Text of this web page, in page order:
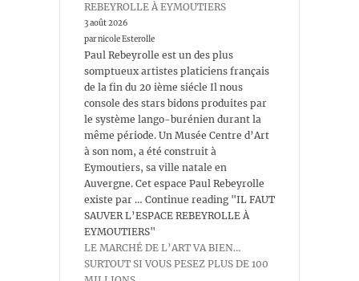
REBEYROLLE À EYMOUTIERS
3 août 2026
par nicole Esterolle
Paul Rebeyrolle est un des plus
somptueux artistes platiciens français
de la fin du 20 ième siécle Il nous
console des stars bidons produites par
le système lango-burénien durant la
même période. Un Musée Centre d’Art
à son nom, a été construit à
Eymoutiers, sa ville natale en
Auvergne. Cet espace Paul Rebeyrolle
existe par … Continue reading "IL FAUT
SAUVER L’ESPACE REBEYROLLE À
EYMOUTIERS"
LE MARCHÉ DE L’ART VA BIEN…
SURTOUT SI VOUS PESEZ PLUS DE 100